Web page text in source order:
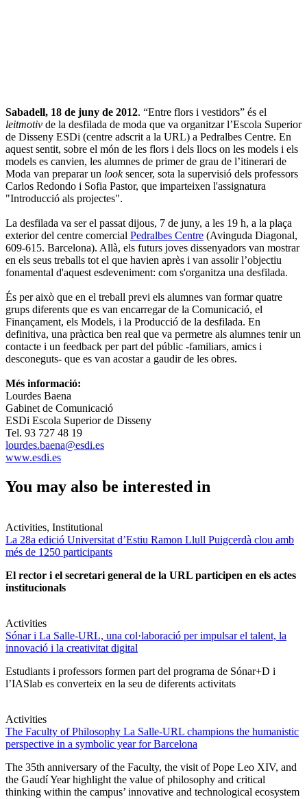
Sabadell, 18 de juny de 2012. “Entre flors i vestidors” és el
leitmotiv de la desfilada de moda que va organitzar l’Escola Superior
de Disseny ESDi (centre adscrit a la URL) a Pedralbes Centre. En
aquest sentit, sobre el món de les flors i dels llocs on les models i els
models es canvien, les alumnes de primer de grau de l’itinerari de
Moda van preparar un looksencer, sota la supervisió dels professors
Carlos Redondo i Sofia Pastor, que imparteixen l'assignatura
"Introducció als projectes".
La desfilada va ser el passat dijous, 7 de juny, a les 19 h, a la plaça
exterior del centre comercial Pedralbes Centre (Avinguda Diagonal,
609-615. Barcelona). Allà, els futurs joves dissenyadors van mostrar
en els seus treballs tot el que havien après i van assolir l’objectiu
fonamental d'aquest esdeveniment: com s'organitza una desfilada.
És per això que en el treball previ els alumnes van formar quatre
grups diferents que es van encarregar de la Comunicació, el
Finançament, els Models, i la Producció de la desfilada. En
definitiva, una pràctica ben real que va permetre als alumnes tenir un
contacte i un feedback per part del públic -familiars, amics i
desconeguts- que es van acostar a gaudir de les obres.
Més informació:
Lourdes Baena
Gabinet de Comunicació
ESDi Escola Superior de Disseny
Tel. 93 727 48 19
lourdes.baena@esdi.es
www.esdi.es
You may also be interested in
Activities, Institutional
La 28a edició Universitat d’Estiu Ramon Llull Puigcerdà clou amb
més de 1250 participants
El rector i el secretari general de la URL participen en els actes
institucionals
Activities
Sónar i La Salle-URL, una col·laboració per impulsar el talent, la
innovació i la creativitat digital
Estudiants i professors formen part del programa de Sónar+D i
l’IASlab es converteix en la seu de diferents activitats
Activities
The Faculty of Philosophy La Salle-URL champions the humanistic
perspective in a symbolic year for Barcelona
The 35th anniversary of the Faculty, the visit of Pope Leo XIV, and
the Gaudí Year highlight the value of philosophy and critical
thinking within the campus’ innovative and technological ecosystem